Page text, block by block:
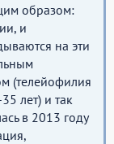
образом:
и
на эти
(телейофилия
лет) и так
в 2013 году